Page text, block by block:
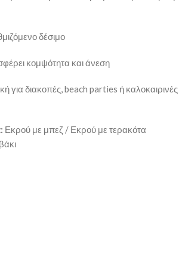
δέσιμο
κομψότητα και άνεση
για διακοπές, beach parties ή καλοκαιρινές
Εκρού με μπεζ / Εκρού με τερακότα